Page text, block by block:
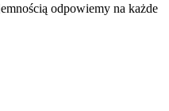
odpowiemy na każde